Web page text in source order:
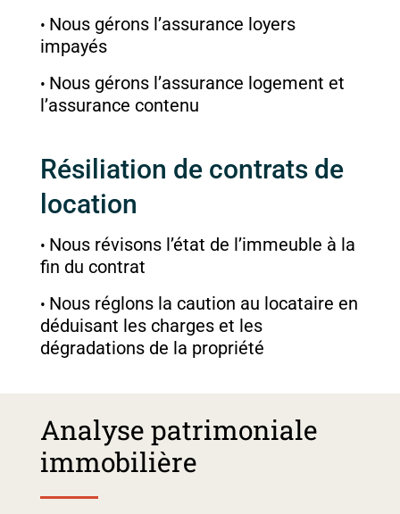
Nous gérons l’assurance loyers
impayés
Nous gérons l’assurance logement et
l’assurance contenu
Résiliation de contrats de
location
Nous révisons l’état de l’immeuble à la
fin du contrat
Nous réglons la caution au locataire en
déduisant les charges et les
dégradations de la propriété
Analyse patrimoniale
immobilière